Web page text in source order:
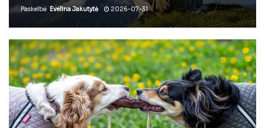
Paskelbė Evelina Jakutytė 2026-07-31